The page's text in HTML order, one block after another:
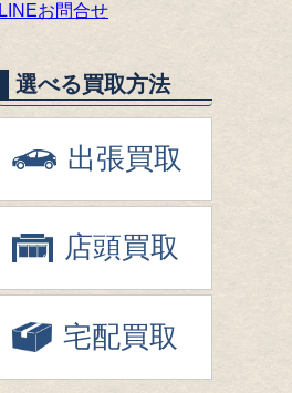
LINEお問合せ
選べる買取方法
出張買取
店頭買取
宅配買取